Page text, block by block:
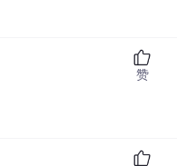
赞